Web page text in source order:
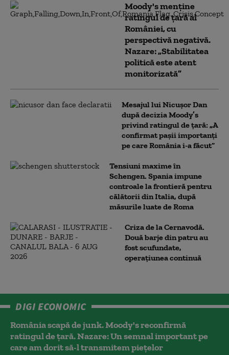
Moody's menține
ratingul de țară al
României, cu
perspectivă negativă.
Nazare: „Stabilitatea
politică este atent
monitorizată”
Mesajul lui Nicușor Dan
după decizia Moody’s
privind ratingul de țară: „A
confirmat pașii importanți
pe care România i-a făcut”
Tensiuni maxime în
Schengen. Spania impune
controale la frontieră pentru
călătorii din Italia, după
măsurile luate de Roma
Criza de la Cernavodă.
Două barje din patru au
fost scufundate,
operațiunea continuă
DIGI ECONOMIC
România scapă de junk. Moody's reconfirmă
ratingul de țară. Nazare: Un semnal important pe
care am dorit să-l transmitem piețelor